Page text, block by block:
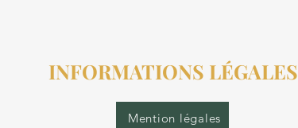
INFORMATIONS LÉGALES
Mention légales